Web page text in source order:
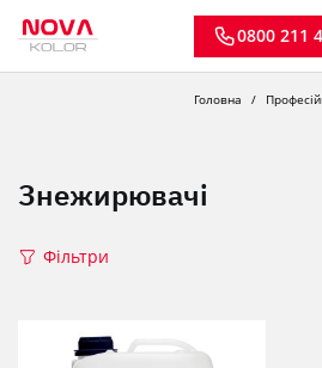
0800 211
Головна
Знежирювачі
Фільтри